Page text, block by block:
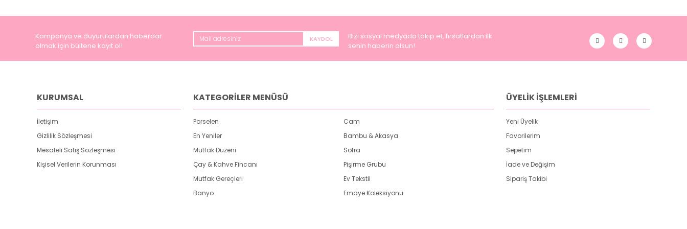
Kampanya ve duyurulardan haberdar
olmak için bültene kayıt ol!
KAYDOL
Bizi sosyal medyada takip et, fırsatlardan ilk
senin haberin olsun!
KURUMSAL
İletişim
Gizlilik Sözleşmesi
Mesafeli Satış Sözleşmesi
Kişisel Verilerin Korunması
KATEGORİLER MENÜSÜ
Porselen
Cam
En Yeniler
Bambu & Akasya
Mutfak Düzeni
Sofra
Çay & Kahve Fincanı
Pişirme Grubu
Mutfak Gereçleri
Ev Tekstil
Banyo
Emaye Koleksiyonu
ÜYELİK İŞLEMLERİ
Yeni Üyelik
Favorilerim
Sepetim
İade ve Değişim
Sipariş Takibi